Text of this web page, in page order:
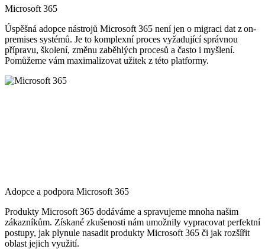
Microsoft 365
Úspěšná adopce nástrojů Microsoft 365 není jen o migraci dat z on-
premises systémů. Je to komplexní proces vyžadující správnou
přípravu, školení, změnu zaběhlých procesů a často i myšlení.
Pomůžeme vám maximalizovat užitek z této platformy.
Adopce a podpora Microsoft 365
Produkty Microsoft 365 dodáváme a spravujeme mnoha našim
zákazníkům. Získané zkušenosti nám umožnily vypracovat perfektní
postupy, jak plynule nasadit produkty Microsoft 365 či jak rozšířit
oblast jejich využití.